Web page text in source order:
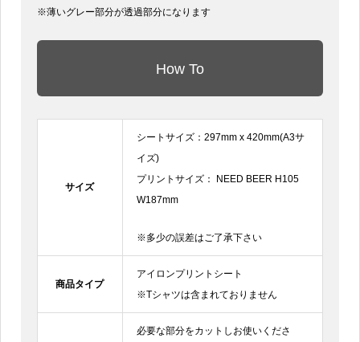
※薄いグレー部分が透過部分になります
How To
サイズ
シートサイズ：297mm x 420mm(A3サ
イズ)
プリントサイズ： NEED BEER H105
W187mm
※多少の誤差はご了承下さい
商品タイプ
アイロンプリントシート
※Tシャツは含まれておりません
必要な部分をカットしお使いくださ